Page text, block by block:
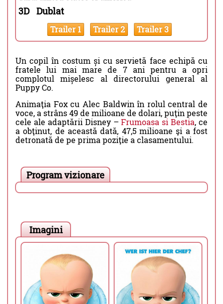
3D Dublat
Trailer 1 Trailer 2 Trailer 3
Un copil în costum și cu servietă face echipă cu
fratele lui mai mare de 7 ani pentru a opri
complotul mișelesc al directorului general al
Puppy Co.
Animaţia Fox cu Alec Baldwin în rolul central de
voce, a strâns 49 de milioane de dolari, puţin peste
cele ale adaptării Disney –Frumoasa si Bestia, ce
a obţinut, de această dată, 47,5 milioane şi a fost
detronată de pe prima poziţie a clasamentului.
Program vizionare
Imagini